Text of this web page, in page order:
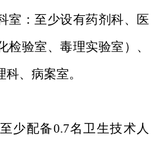
：至少设有药剂科、医
检验室、毒理实验室）、
、病案室。
配备0.7名卫生技术人